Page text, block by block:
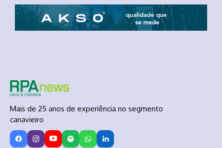
Mais de 25 anos de experiência no segmento
canavieiro